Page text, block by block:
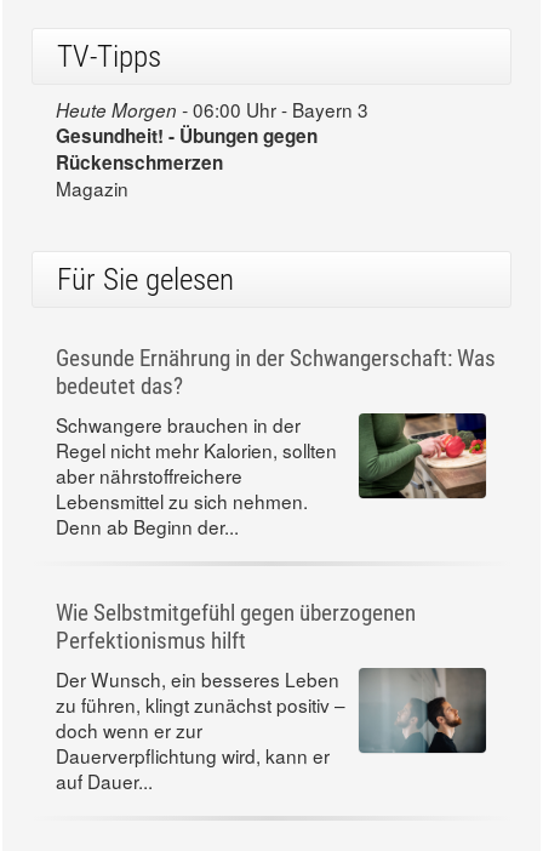
TV-Tipps
Heute Morgen -06:00 Uhr - Bayern 3
Gesundheit! - Übungen gegen
Rückenschmerzen
Magazin
Für Sie gelesen
Gesunde Ernährung in der Schwangerschaft: Was
bedeutet das?
Schwangere brauchen in der
Regel nicht mehr Kalorien, sollten
aber nährstoffreichere
Lebensmittel zu sich nehmen.
Denn ab Beginn der...
Wie Selbstmitgefühl gegen überzogenen
Perfektionismus hilft
Der Wunsch, ein besseres Leben
zu führen, klingt zunächst positiv –
doch wenn er zur
Dauerverpflichtung wird, kann er
auf Dauer...